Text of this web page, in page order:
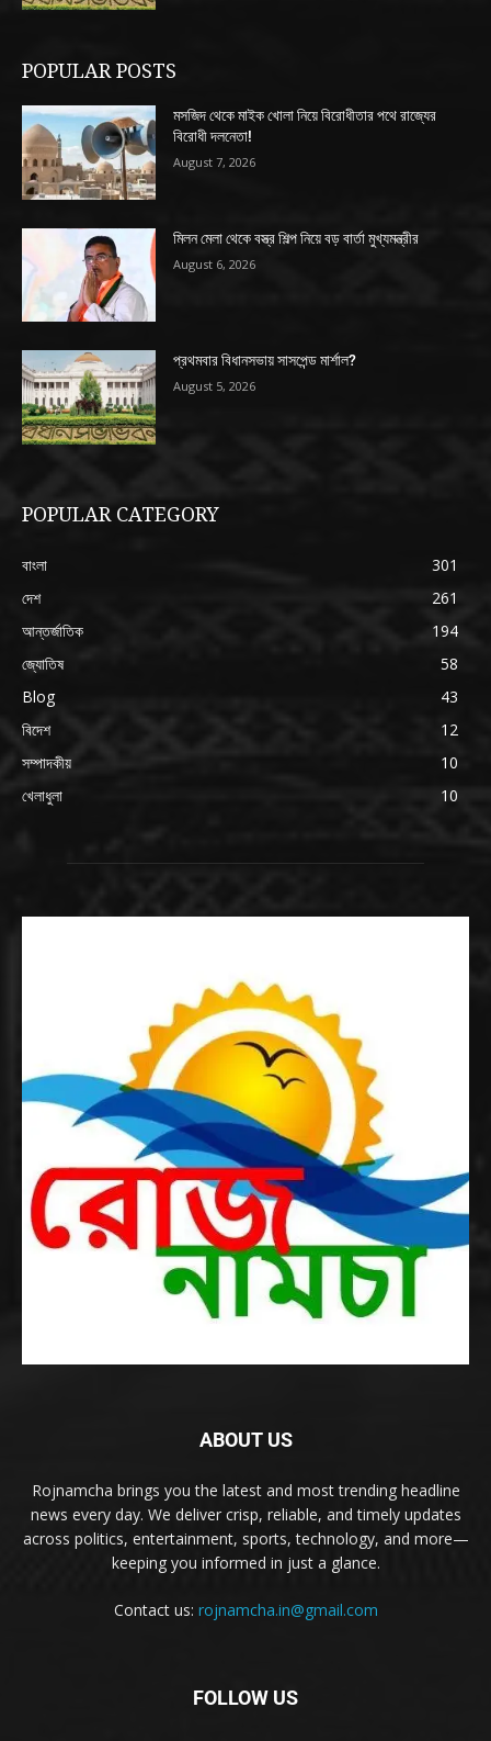
POPULAR POSTS
মসজিদ থেকে মাইক খোলা নিয়ে বিরোধীতার পথে রাজ্যের
বিরোধী দলনেতা!
August 7, 2026
মিলন মেলা থেকে বস্ত্র শিল্প নিয়ে বড় বার্তা মুখ্যমন্ত্রীর
August 6, 2026
প্রথমবার বিধানসভায় সাসপেন্ড মার্শাল?
August 5, 2026
POPULAR CATEGORY
বাংলা
301
দেশ
261
আন্তর্জাতিক
194
জ্যোতিষ
58
Blog
43
বিদেশ
12
সম্পাদকীয়
10
খেলাধুলা
10
ABOUT US
Rojnamcha brings you the latest and most trending headline
news every day. We deliver crisp, reliable, and timely updates
across politics, entertainment, sports, technology, and more—
keeping you informed in just a glance.
Contact us: rojnamcha.in@gmail.com
FOLLOW US